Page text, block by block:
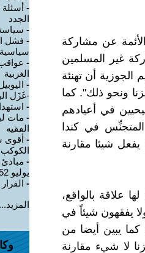
عن مشاركة
غير المسلمين
الجوزية أن تهنئة
ونحو ذلك". كما
في أعيادهم
المتجنِّس في كندا
شيئا مقارنة
علاقة بالواقع،
يفقهون شيئاً في
كما يبين أيضا من
لا شيء مقارنة
- أسئلة
الجدد
-
- فشل
سياسية
-
الغربية
-
-غَزَل
-
- مات
الفقيه
-
الكوكب
-
يوليو 1952
-